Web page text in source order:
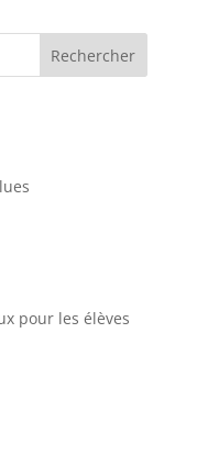
pour les élèves